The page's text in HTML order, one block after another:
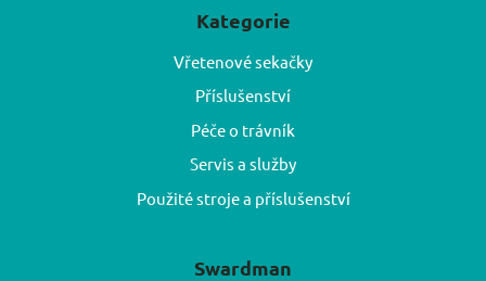
Kategorie
Vřetenové sekačky
Příslušenství
Péče o trávník
Servis a služby
Použité stroje a příslušenství
Swardman